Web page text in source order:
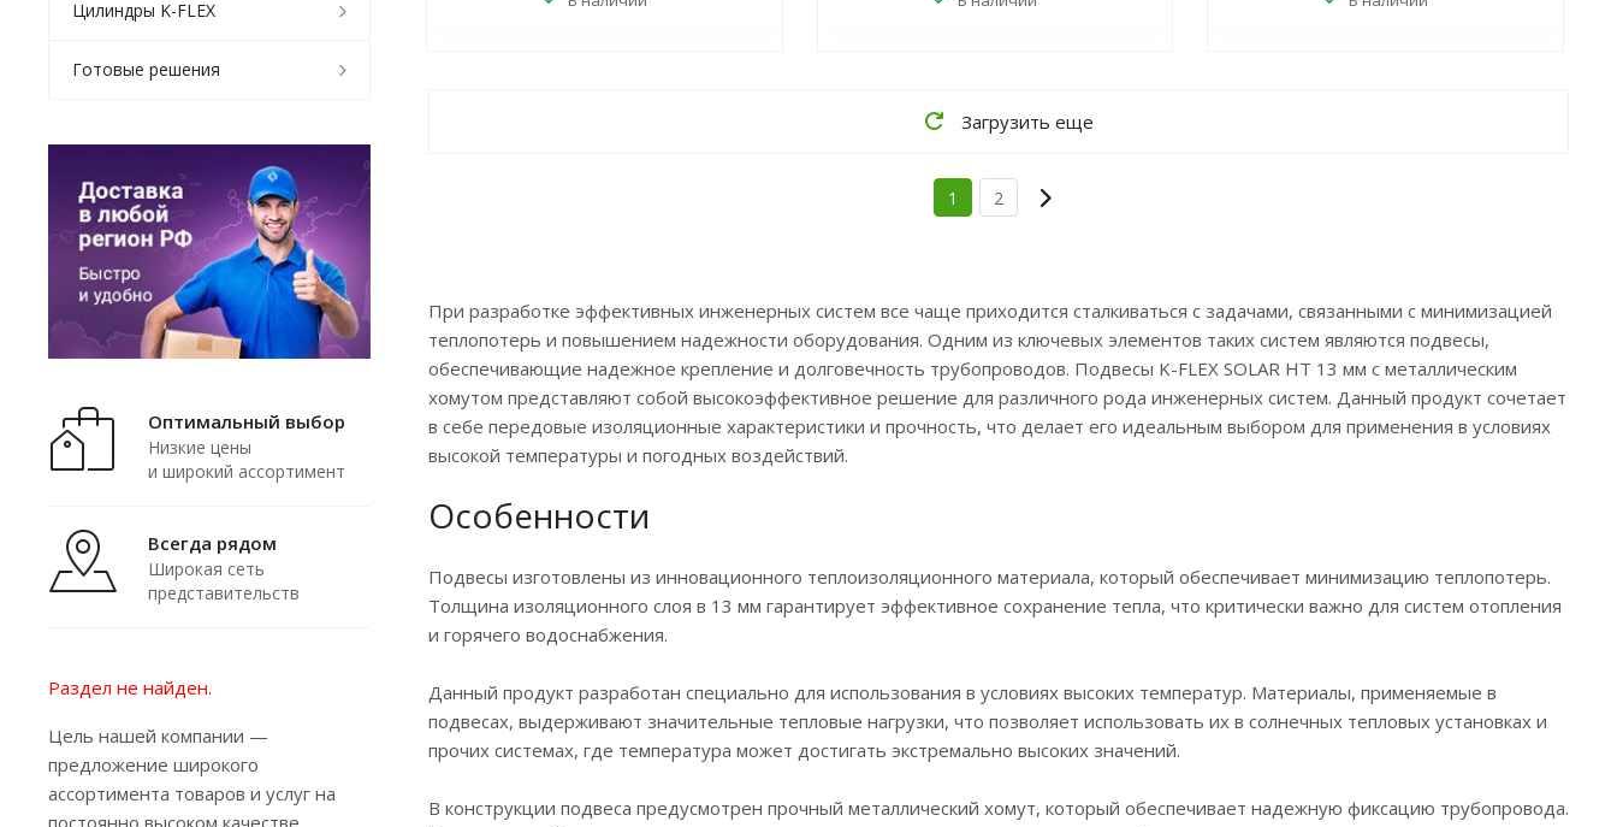
Загрузить еще
1 2
При разработке эффективных инженерных систем все чаще приходится сталкиваться с задачами, связанными с минимизацией
теплопотерь и повышением надежности оборудования. Одним из ключевых элементов таких систем являются подвесы,
обеспечивающие надежное крепление и долговечность трубопроводов. Подвесы K-FLEX SOLAR HT 13 мм с металлическим
хомутом представляют собой высокоэффективное решение для различного рода инженерных систем. Данный продукт сочетает
в себе передовые изоляционные характеристики и прочность, что делает его идеальным выбором для применения в условиях
высокой температуры и погодных воздействий.
Особенности
Подвесы изготовлены из инновационного теплоизоляционного материала, который обеспечивает минимизацию теплопотерь.
Толщина изоляционного слоя в 13 мм гарантирует эффективное сохранение тепла, что критически важно для систем отопления
и горячего водоснабжения.
Данный продукт разработан специально для использования в условиях высоких температур. Материалы, применяемые в
подвесах, выдерживают значительные тепловые нагрузки, что позволяет использовать их в солнечных тепловых установках и
прочих системах, где температура может достигать экстремально высоких значений.
В конструкции подвеса предусмотрен прочный металлический хомут, который обеспечивает надежную фиксацию трубопровода.
Цилиндры K-FLEX
Готовые решения
Оптимальный выбор
Низкие цены
и широкий ассортимент
Всегда рядом
Широкая сеть
представительств
Раздел не найден.
Цель нашей компании —
предложение широкого
ассортимента товаров и услуг на
постоянно высоком качестве